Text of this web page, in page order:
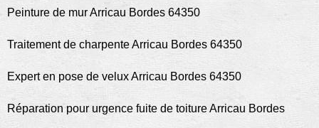
Peinture de mur Arricau Bordes 64350
Traitement de charpente Arricau Bordes 64350
Expert en pose de velux Arricau Bordes 64350
Réparation pour urgence fuite de toiture Arricau Bordes